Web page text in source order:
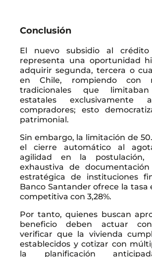
Conclusión
El nuevo subsidio al crédito
representa una oportunidad
adquirir segunda, tercera o
en Chile, rompiendo con
tradicionales que
estatales exclusivamente
compradores; esto
patrimonial.
Sin embargo, la limitación de
el cierre automático al
agilidad en la postulación,
exhaustiva de
estratégica de instituciones
Banco Santander ofrece la tasa
competitiva con 3,28%.
Por tanto, quienes buscan
beneficio deben actuar
verificar que la vivienda
establecidos y cotizar con
la planificación